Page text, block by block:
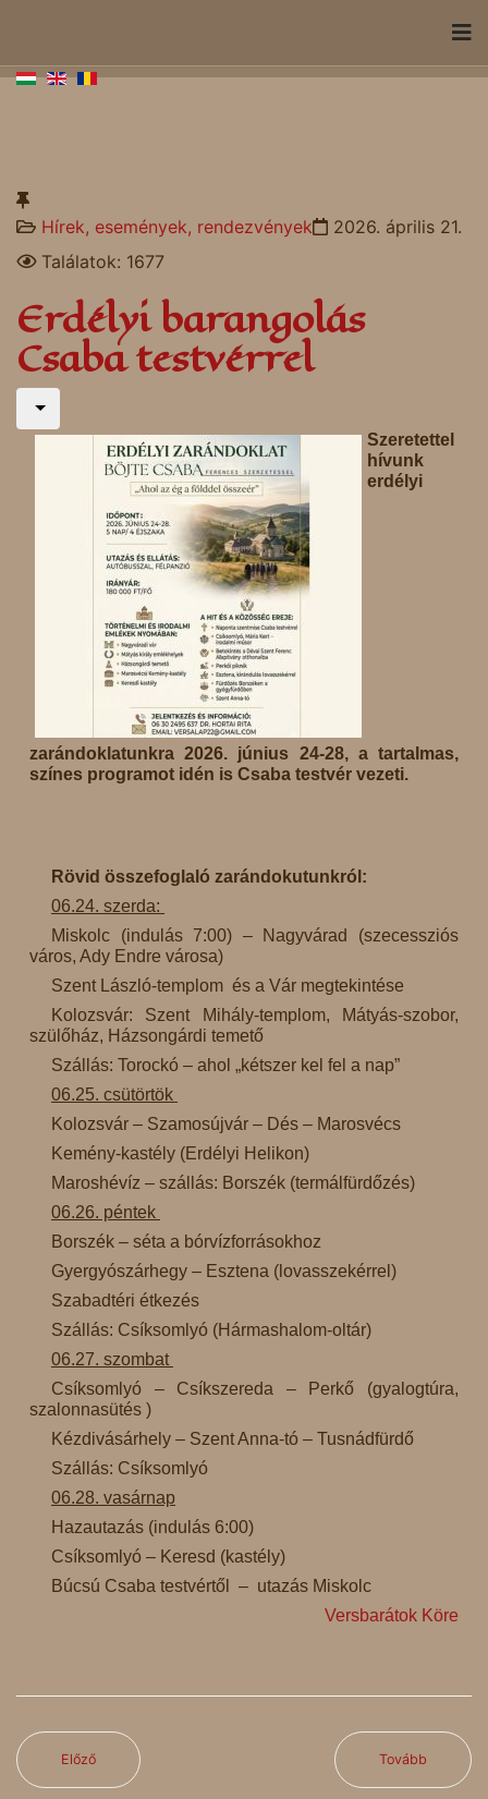
Hírek, események, rendezvények
2026. április 21.
Találatok: 1677
Erdélyi barangolás
Csaba testvérrel
Szeretettel
hívunk
erdélyi
zarándoklatunkra 2026. június 24-28, a tartalmas,
színes programot idén is Csaba testvér vezeti.
Rövid összefoglaló zarándokutunkról:
06.24. szerda:
Miskolc (indulás 7:00) – Nagyvárad (szecessziós
város, Ady Endre városa)
Szent László-templom és a Vár megtekintése
Kolozsvár: Szent Mihály-templom, Mátyás-szobor,
szülőház, Házsongárdi temető
Szállás: Torockó – ahol „kétszer kel fel a nap”
06.25. csütörtök
Kolozsvár – Szamosújvár – Dés – Marosvécs
Kemény-kastély (Erdélyi Helikon)
Maroshévíz – szállás: Borszék (termálfürdőzés)
06.26. péntek
Borszék – séta a bórvízforrásokhoz
Gyergyószárhegy – Esztena (lovasszekérrel)
Szabadtéri étkezés
Szállás: Csíksomlyó (Hármashalom-oltár)
06.27. szombat
Csíksomlyó – Csíkszereda – Perkő (gyalogtúra,
szalonnasütés )
Kézdivásárhely – Szent Anna-tó – Tusnádfürdő
Szállás: Csíksomlyó
06.28. vasárnap
Hazautazás (indulás 6:00)
Csíksomlyó – Keresd (kastély)
Búcsú Csaba testvértől – utazás Miskolc
Versbarátok Köre
Előző Tovább